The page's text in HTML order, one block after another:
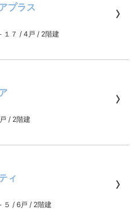
プラス
１７ / 4戸 / 2階建
/ 2階建
ィ
５ / 6戸 / 2階建